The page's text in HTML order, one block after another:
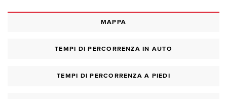
MAPPA
TEMPI DI PERCORRENZA IN AUTO
TEMPI DI PERCORRENZA A PIEDI